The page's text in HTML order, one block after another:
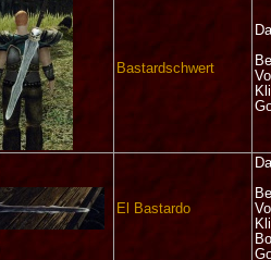
Bastardschwert
El Bastardo